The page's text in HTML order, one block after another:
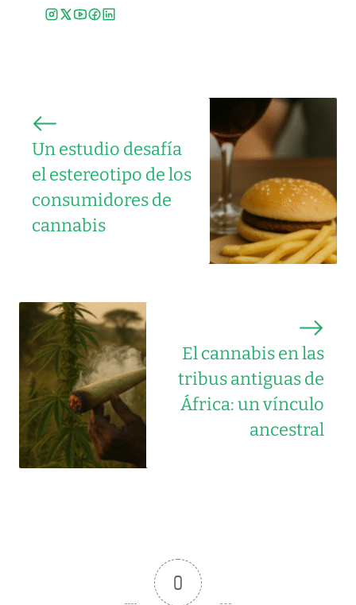
Un estudio desafía
el estereotipo de los
consumidores de
cannabis
El cannabis en las
tribus antiguas de
África: un vínculo
ancestral
0